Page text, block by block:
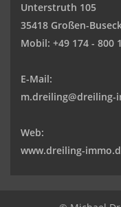
Unterstruth 105
35418 Großen-
Mobil: +49 174 - 800
E-Mail:
m.dreiling@dreiling-
Web:
www.dreiling-